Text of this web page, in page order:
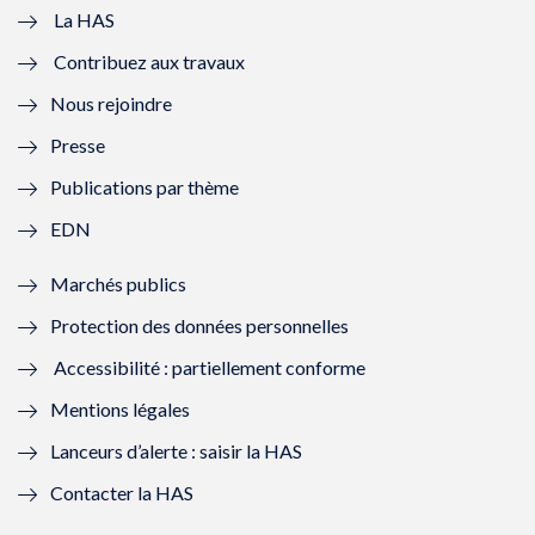
l
l
f
n
ê
t
r
e
)
e
e
n
ê
r
ê
t
e
ê
La HAS
Contribuez aux travaux
Nous rejoindre
Presse
Publications par thème
EDN
Marchés publics
Protection des données personnelles
Accessibilité : partiellement conforme
Mentions légales
Lanceurs d’alerte : saisir la HAS
Contacter la HAS